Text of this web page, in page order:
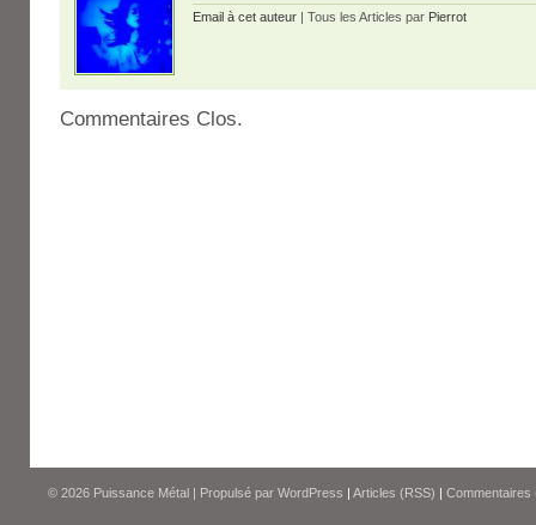
Email à cet auteur | Tous les Articles par Pierrot
Commentaires Clos.
© 2026 Puissance Métal | Propulsé par WordPress | Articles (RSS) | Commentaires